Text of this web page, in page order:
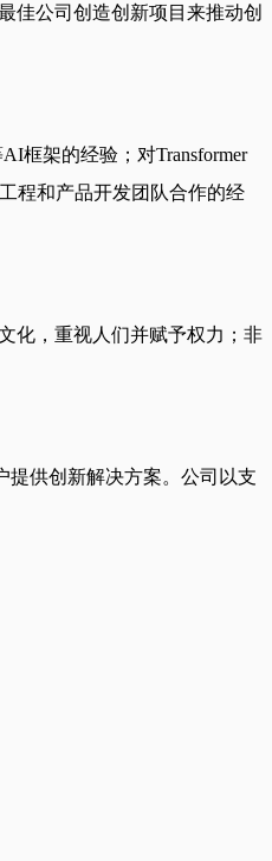
佳公司创造创新项目来推动创
框架的经验；对Transformer
程和产品开发团队合作的经
化，重视人们并赋予权力；非
提供创新解决方案。公司以支